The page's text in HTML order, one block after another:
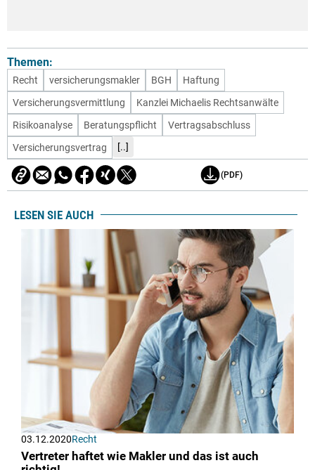
Themen:
Recht versicherungsmakler BGH
Haftung
Versicherungsvermittlung
Kanzlei Michaelis Rechtsanwälte
Risikoanalyse
Beratungspflicht
Vertragsabschluss
Versicherungsvertrag
[..]
(PDF)
LESEN SIE AUCH
03.12.2020Recht
Vertreter haftet wie Makler und das ist auch